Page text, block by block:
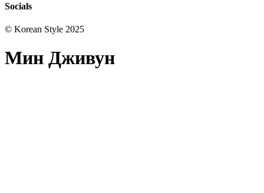
Socials
© Korean Style 2025
Мин Дживун